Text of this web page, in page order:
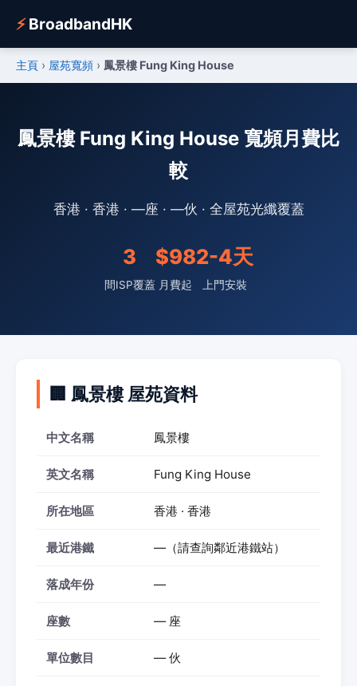
⚡BroadbandHK
主頁 › 屋苑寬頻 › 鳳景樓 Fung King House
鳳景樓 Fung King House 寬頻月費比
較
香港 · 香港 · —座 · —伙 · 全屋苑光纖覆蓋
3
間ISP覆蓋
$98
月費起
2-4天
上門安裝
🏢 鳳景樓 屋苑資料
中文名稱 鳳景樓
英文名稱 Fung King House
所在地區 香港 · 香港
最近港鐵 —（請查詢鄰近港鐵站）
落成年份 —
座數 — 座
單位數目 — 伙